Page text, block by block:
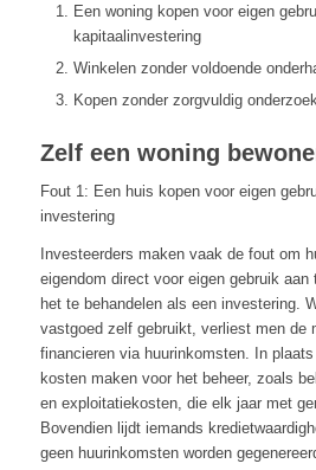
Een woning kopen voor eigen
kapitaalinvestering
Winkelen zonder voldoende
Kopen zonder zorgvuldig onderzoek
Zelf een woning
Fout 1: Een huis kopen voor eigen
investering
Investeerders maken vaak de fout om
eigendom direct voor eigen gebruik
het te behandelen als een investering.
vastgoed zelf gebruikt, verliest men de
financieren via huurinkomsten. In
kosten maken voor het beheer, zoals
en exploitatiekosten, die elk jaar met
Bovendien lijdt iemands
geen huurinkomsten worden